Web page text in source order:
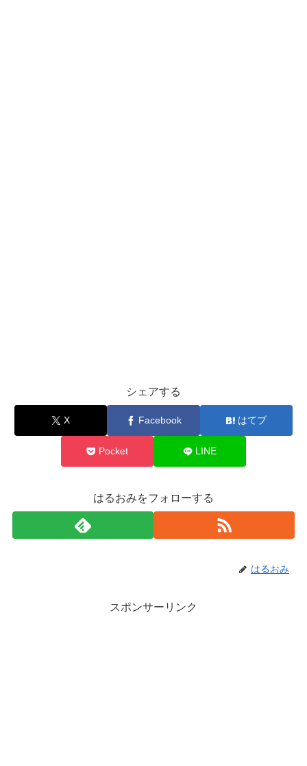
シェアする
X Facebook はてブ
Pocket LINE
はるおみをフォローする
はるおみ
スポンサーリンク